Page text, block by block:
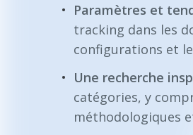
Paramètres et
tracking dans les
configurations et
Une recherche
catégories, y
méthodologiques